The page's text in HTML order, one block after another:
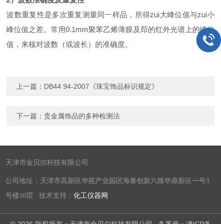
波数重复性是多次重复测量同一样品，所得zui大峰位值与zui小
峰位值之差。常用0.1mm聚苯乙烯薄膜及茚的红外光谱上的峰位
值，来核对波数（或波长）的准确度。
上一篇： DB44 94-2007《珠宝饰品标识规定》
下一篇：贵金属饰品的多种检测法
天津市金贝尔科技有限公司
公司地址：天津市高新区华苑产业园区海泰创新六路华鼎新区一号3
号楼10层 技术支持：化工仪器网